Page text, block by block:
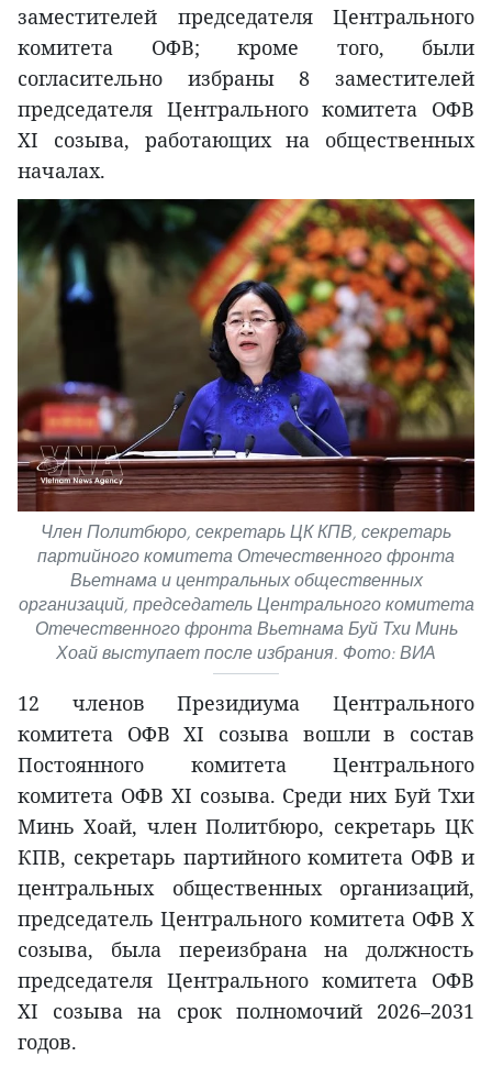
заместителей председателя Центрального
комитета ОФВ; кроме того, были
согласительно избраны 8 заместителей
председателя Центрального комитета ОФВ
XI созыва, работающих на общественных
началах.
Член Политбюро, секретарь ЦК КПВ, секретарь
партийного комитета Отечественного фронта
Вьетнама и центральных общественных
организаций, председатель Центрального комитета
Отечественного фронта Вьетнама Буй Тхи Минь
Хоай выступает после избрания. Фото: ВИА
12 членов Президиума Центрального
комитета ОФВ XI созыва вошли в состав
Постоянного комитета Центрального
комитета ОФВ XI созыва. Среди них Буй Тхи
Минь Хоай, член Политбюро, секретарь ЦК
КПВ, секретарь партийного комитета ОФВ и
центральных общественных организаций,
председатель Центрального комитета ОФВ X
созыва, была переизбрана на должность
председателя Центрального комитета ОФВ
XI созыва на срок полномочий 2026–2031
годов.